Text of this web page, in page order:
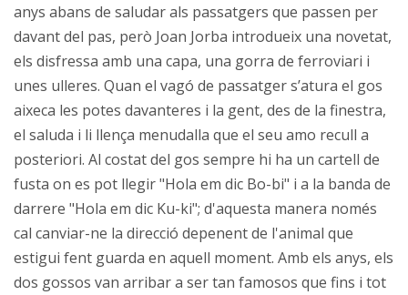
anys abans de saludar als passatgers que passen per
davant del pas, però Joan Jorba introdueix una novetat,
els disfressa amb una capa, una gorra de ferroviari i
unes ulleres. Quan el vagó de passatger s’atura el gos
aixeca les potes davanteres i la gent, des de la finestra,
el saluda i li llença menudalla que el seu amo recull a
posteriori. Al costat del gos sempre hi ha un cartell de
fusta on es pot llegir "Hola em dic Bo-bi" i a la banda de
darrere "Hola em dic Ku-ki"; d'aquesta manera només
cal canviar-ne la direcció depenent de l'animal que
estigui fent guarda en aquell moment. Amb els anys, els
dos gossos van arribar a ser tan famosos que fins i tot